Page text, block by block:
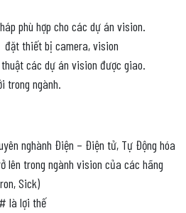
phù hợp cho các dự án vision.
đặt thiết bị camera, vision
các dự án vision được giao.
trong ngành.
nghành Điện – Điện tử, Tự Động hóa
lên trong ngành vision của các hãng
Sick)
là lợi thế